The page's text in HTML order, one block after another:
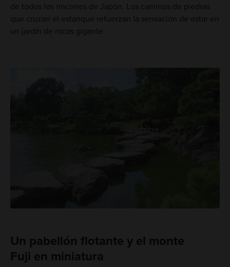
de todos los rincones de Japón. Los caminos de piedras
que cruzan el estanque refuerzan la sensación de estar en
un jardín de rocas gigante.
Un pabellón flotante y el monte
Fuji en miniatura